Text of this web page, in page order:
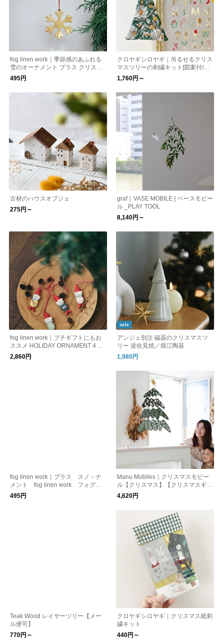
fog linen work｜季節感のあふれる
雪のオーナメント ブラス クリスマ
ス kurashisha
495円
クロヤギシロヤギ｜吊るせるクリス
マスツリーの刺繍キット[図案付/カ
ゴバッグ/バスケット/初心者でも楽
しい/クリスマスのお楽しみ]
1,760円～
古材のハウスオブジェ
275円～
graf｜VASE MOBILE | ベースモビー
ル _PLAY TOOL
8,140円～
fog linen work｜プチギフトにもお
ススメ HOLIDAY ORNAMENT 4 pc
s set GNOME クリスマス kurashish
2,860円
sale
アンジェ別注 磁器のクリスマスツ
リー 波佐見焼／堀江陶器
1,980円
fog linen work｜ブラス スノ－ナ
メント fog linen work フォグリ
ネンワーク
495円
Manu Mobiles｜クリスマスモビー
ル【クリスマス】【クリスマスギフ
ト】
4,620円
Teak Wood レイヤーツリー【メー
ル便可】
770円～
クロヤギシロヤギ｜クリスマス紙刺
繍キット
440円～